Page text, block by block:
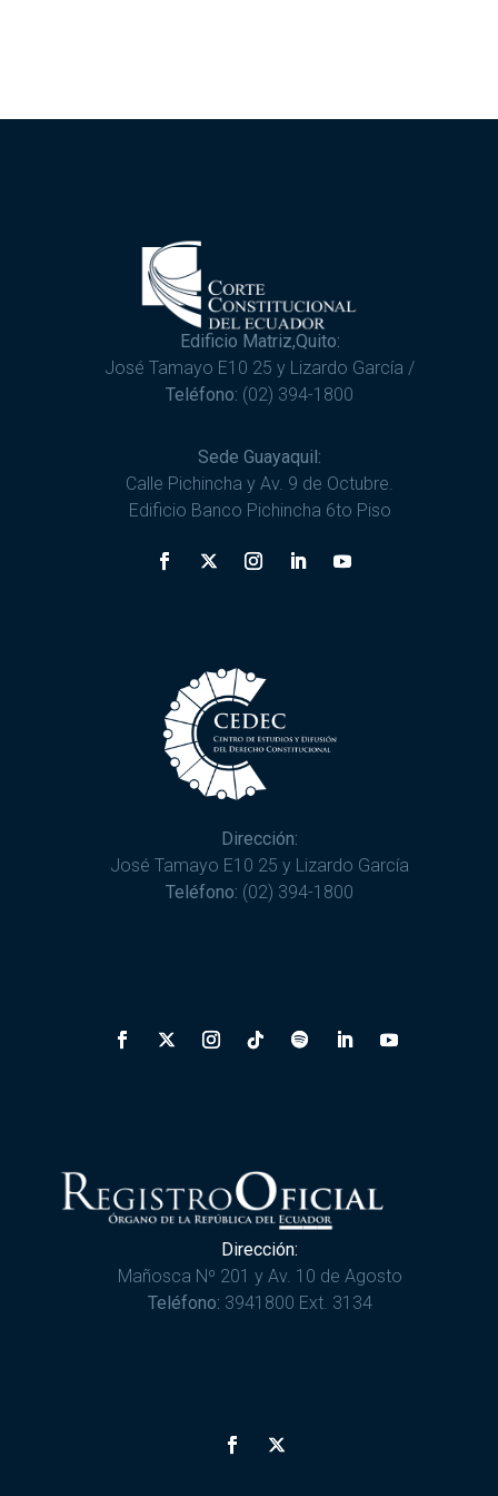
Edificio Matriz,Quito:
José Tamayo E10 25 y Lizardo García /
Teléfono: (02) 394-1800
Sede Guayaquil:
Calle Pichincha y Av. 9 de Octubre.
Edificio Banco Pichincha 6to Piso
Dirección:
José Tamayo E10 25 y Lizardo García
Teléfono: (02) 394-1800
Dirección:
Mañosca Nº 201 y Av. 10 de Agosto
Teléfono: 3941800 Ext. 3134